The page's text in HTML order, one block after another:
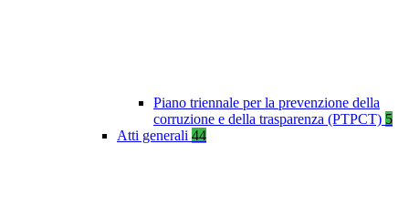
Piano triennale per la prevenzione della
corruzione e della trasparenza (PTPCT) 5
Atti generali 44